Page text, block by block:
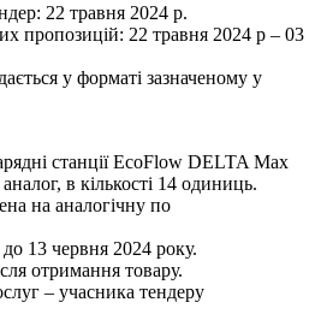
22 травня 2024 р.
пропозицій: 22 травня 2024 р – 03
у форматі зазначеному у
станції EcoFlow DELTA Max
в кількості 14 одиниць.
на аналогічну по
13 червня 2024 року.
отримання товару.
– учасника тендеру